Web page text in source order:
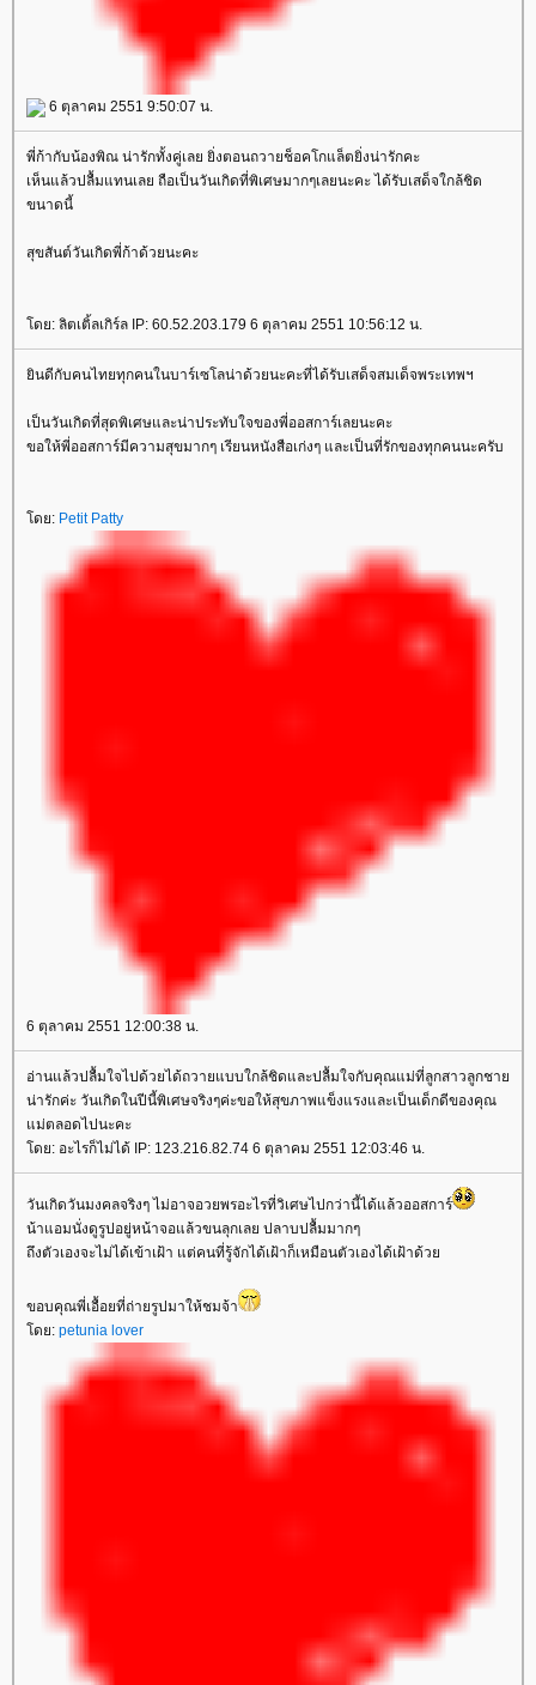
6 ตุลาคม 2551 9:50:07 น.
พี่ก้ากับน้องพิณ น่ารักทั้งคู่เลย ยิ่งตอนถวายช็อคโกแล็ตยิ่งน่ารักคะ
เห็นแล้วปลื้มแทนเลย ถือเป็นวันเกิดที่พิเศษมากๆเลยนะคะ ได้รับเสด็จใกล้ชิด
ขนาดนี้
สุขสันต์วันเกิดพี่ก้าด้วยนะคะ
โดย: ลิตเติ้ลเกิร์ล IP: 60.52.203.179 6 ตุลาคม 2551 10:56:12 น.
ยินดีกับคนไทยทุกคนในบาร์เซโลน่าด้วยนะคะที่ได้รับเสด็จสมเด็จพระเทพฯ
เป็นวันเกิดที่สุดพิเศษและน่าประทับใจของพี่ออสการ์เลยนะคะ
ขอให้พี่ออสการ์มีความสุขมากๆ เรียนหนังสือเก่งๆ และเป็นที่รักของทุกคนนะครับ
โดย: Petit Patty
6 ตุลาคม 2551 12:00:38 น.
อ่านแล้วปลื้มใจไปด้วยได้ถวายแบบใกล้ชิดและปลื้มใจกับคุณแม่ที่ลูกสาวลูกชาย
น่ารักค่ะ วันเกิดในปีนี้พิเศษจริงๆค่ะขอให้สุขภาพแข็งแรงและเป็นเด็กดีของคุณ
แม่ตลอดไปนะคะ
โดย: อะไรก็ไม่ได้ IP: 123.216.82.74 6 ตุลาคม 2551 12:03:46 น.
วันเกิดวันมงคลจริงๆ ไม่อาจอวยพรอะไรที่วิเศษไปกว่านี้ได้แล้วออสการ์
น้าแอมนั่งดูรูปอยู่หน้าจอแล้วขนลุกเลย ปลาบปลื้มมากๆ
ถึงตัวเองจะไม่ได้เข้าเฝ้า แต่คนที่รู้จักได้เฝ้าก็เหมือนตัวเองได้เฝ้าด้วย
ขอบคุณพี่เอื้อยที่ถ่ายรูปมาให้ชมจ้า
โดย: petunia lover